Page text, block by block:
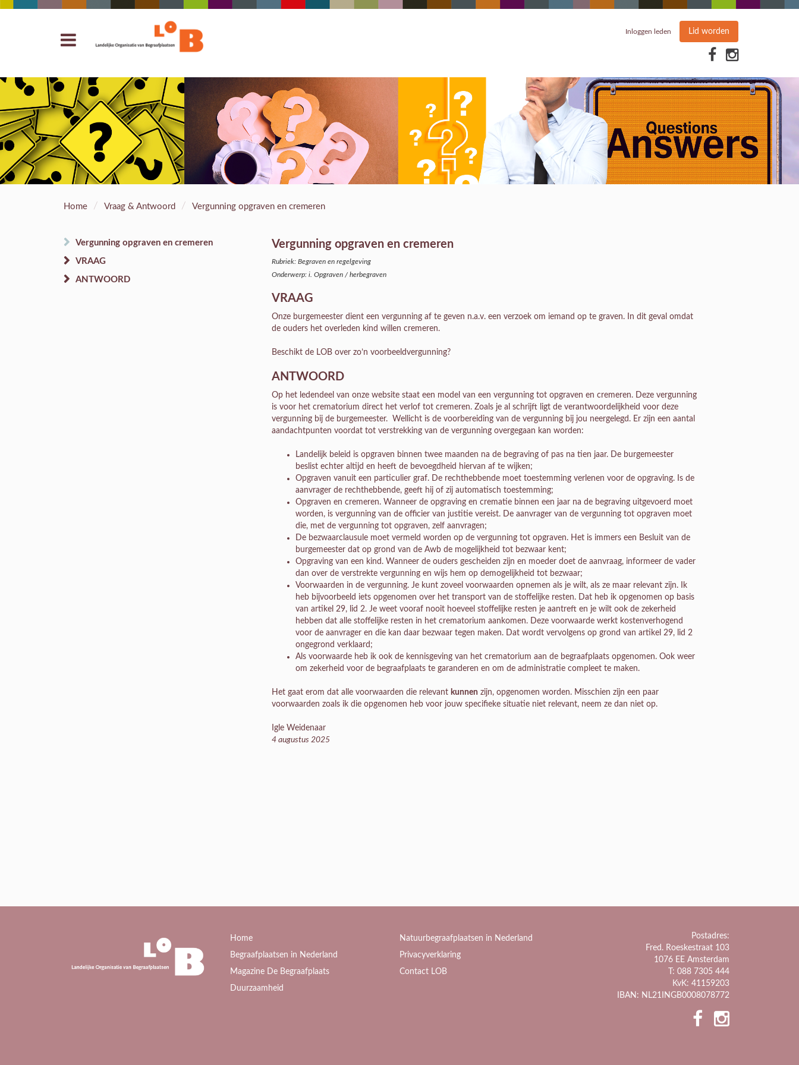
Inloggen leden Lid worden
Home / Vraag & Antwoord / Vergunning opgraven en cremeren
Vergunning opgraven en cremeren
VRAAG
ANTWOORD
Vergunning opgraven en cremeren
Rubriek: Begraven en regelgeving
Onderwerp: i. Opgraven / herbegraven
VRAAG
Onze burgemeester dient een vergunning af te geven n.a.v. een verzoek om iemand op te graven. In dit geval omdat
de ouders het overleden kind willen cremeren.
Beschikt de LOB over zo’n voorbeeldvergunning?
ANTWOORD
Op het ledendeel van onze website staat een model van een vergunning tot opgraven en cremeren. Deze vergunning
is voor het crematorium direct het verlof tot cremeren. Zoals je al schrijft ligt de verantwoordelijkheid voor deze
vergunning bij de burgemeester. Wellicht is de voorbereiding van de vergunning bij jou neergelegd. Er zijn een aantal
aandachtpunten voordat tot verstrekking van de vergunning overgegaan kan worden:
Landelijk beleid is opgraven binnen twee maanden na de begraving of pas na tien jaar. De burgemeester
beslist echter altijd en heeft de bevoegdheid hiervan af te wijken;
Opgraven vanuit een particulier graf. De rechthebbende moet toestemming verlenen voor de opgraving. Is de
aanvrager de rechthebbende, geeft hij of zij automatisch toestemming;
Opgraven en cremeren. Wanneer de opgraving en crematie binnen een jaar na de begraving uitgevoerd moet
worden, is vergunning van de officier van justitie vereist. De aanvrager van de vergunning tot opgraven moet
die, met de vergunning tot opgraven, zelf aanvragen;
De bezwaarclausule moet vermeld worden op de vergunning tot opgraven. Het is immers een Besluit van de
burgemeester dat op grond van de Awb de mogelijkheid tot bezwaar kent;
Opgraving van een kind. Wanneer de ouders gescheiden zijn en moeder doet de aanvraag, informeer de vader
dan over de verstrekte vergunning en wijs hem op demogelijkheid tot bezwaar;
Voorwaarden in de vergunning. Je kunt zoveel voorwaarden opnemen als je wilt, als ze maar relevant zijn. Ik
heb bijvoorbeeld iets opgenomen over het transport van de stoffelijke resten. Dat heb ik opgenomen op basis
van artikel 29, lid 2. Je weet vooraf nooit hoeveel stoffelijke resten je aantreft en je wilt ook de zekerheid
hebben dat alle stoffelijke resten in het crematorium aankomen. Deze voorwaarde werkt kostenverhogend
voor de aanvrager en die kan daar bezwaar tegen maken. Dat wordt vervolgens op grond van artikel 29, lid 2
ongegrond verklaard;
Als voorwaarde heb ik ook de kennisgeving van het crematorium aan de begraafplaats opgenomen. Ook weer
om zekerheid voor de begraafplaats te garanderen en om de administratie compleet te maken.
Het gaat erom dat alle voorwaarden die relevant kunnen zijn, opgenomen worden. Misschien zijn een paar
voorwaarden zoals ik die opgenomen heb voor jouw specifieke situatie niet relevant, neem ze dan niet op.
Igle Weidenaar
4 augustus 2025
Home
Begraafplaatsen in Nederland
Magazine De Begraafplaats
Duurzaamheid
Natuurbegraafplaatsen in Nederland
Privacyverklaring
Contact LOB
Postadres:
Fred. Roeskestraat 103
1076 EE Amsterdam
T: 088 7305 444
KvK: 41159203
IBAN: NL21INGB0008078772